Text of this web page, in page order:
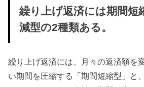
繰り上げ返済には期間短
減型の2種類ある。
繰り上げ返済には、月々の返済額を
い期間を圧縮する「期間短縮型」と